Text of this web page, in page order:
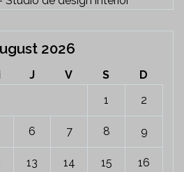
2026
J V S
D
1
2
6 7 8 9
13 14 15 16